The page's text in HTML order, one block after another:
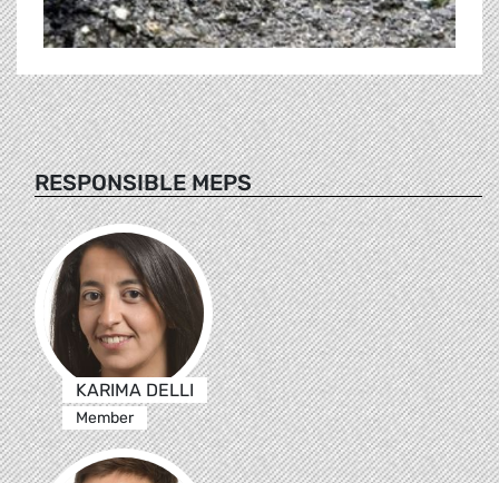
RESPONSIBLE MEPS
KARIMA DELLI
Member